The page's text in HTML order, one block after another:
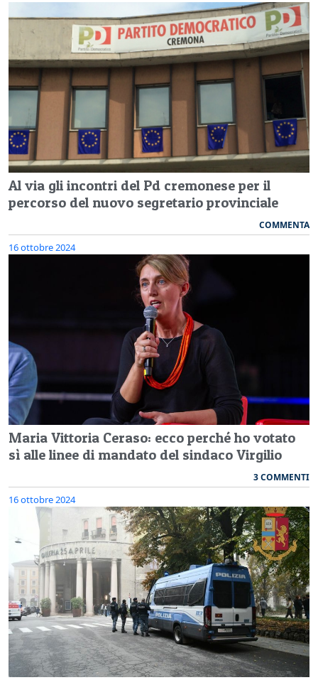
Al via gli incontri del Pd cremonese per il
percorso del nuovo segretario provinciale
COMMENTA
16 ottobre 2024
Maria Vittoria Ceraso: ecco perché ho votato
sì alle linee di mandato del sindaco Virgilio
3 COMMENTI
16 ottobre 2024